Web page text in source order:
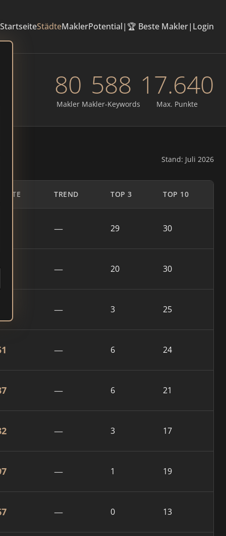
StartseiteStädteMaklerPotential| 🏆 Beste Makler| Login
80
Makler
588
Makler-Keywords
17.640
Max. Punkte
Stand: Juli 2026
TREND TOP 3 TOP 10
— 29 30
— 20 30
— 3 25
— 6 24
— 6 21
— 3 17
— 1 19
— 0 13